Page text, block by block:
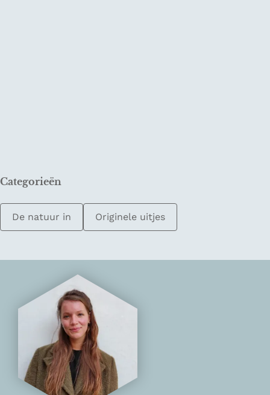
Categorieën
De natuur in Originele uitjes